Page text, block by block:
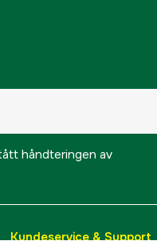
håndteringen av
Kundeservice & Support